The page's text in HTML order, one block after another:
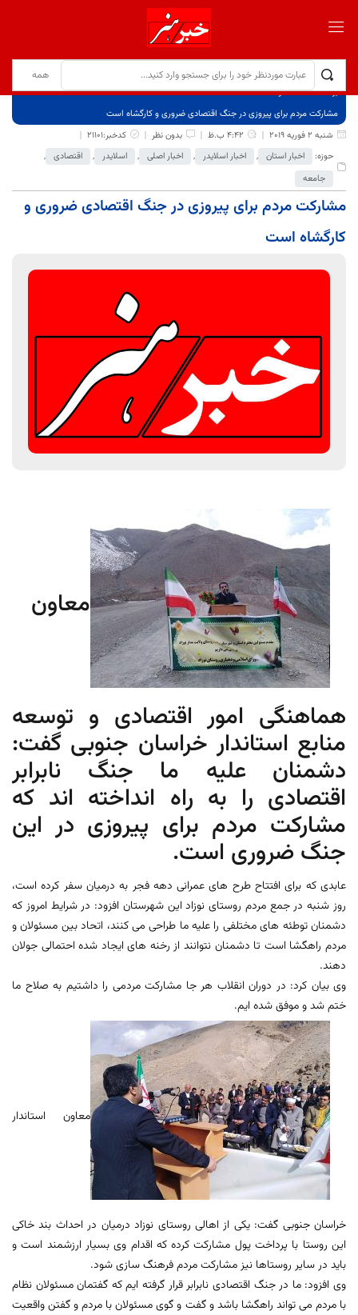
برگ نخست
نوشته‌ها
مشارکت مردم برای پیروزی در جنگ اقتصادی ضروری و کارگشاه است
شنبه 2 فوریه 2019
4:42 ب.ظ بدون نظر
کدخبر:21101
حوزه:
اخبار استان , اخبار اسلایدر , اخبار اصلی , اسلایدر , اقتصادی ,
جامعه
مشارکت مردم برای پیروزی در جنگ اقتصادی ضروری و
کارگشاه است
معاون
هماهنگی امور اقتصادی و توسعه
منابع استاندار خراسان جنوبی گفت:
دشمنان علیه ما جنگ نابرابر
اقتصادی را به راه انداخته اند که
مشارکت مردم برای پیروزی در این
جنگ ضروری است.
عابدی که برای افتتاح طرح های عمرانی دهه فجر به درمیان سفر کرده است،
روز شنبه در جمع مردم روستای نوزاد این شهرستان افزود: در شرایط امروز که
دشمنان توطئه های مختلفی را علیه ما طراحی می کنند، اتحاد بین مسئولان و
مردم راهگشا است تا دشمنان نتوانند از رخنه های ایجاد شده احتمالی جولان
دهند.
وی بیان کرد: در دوران انقلاب هر جا مشارکت مردمی را داشتیم به صلاح ما
ختم شد و موفق شده ایم.
معاون استاندار
خراسان جنوبی گفت: یکی از اهالی روستای نوزاد درمیان در احداث بند خاکی
این روستا با پرداخت پول مشارکت کرده که اقدام وی بسیار ارزشمند است و
باید در سایر روستاها نیز مشارکت مردم فرهنگ سازی شود.
وی افزود: ما در جنگ اقتصادی نابرابر قرار گرفته ایم که گفتمان مسئولان نظام
با مردم می تواند راهگشا باشد و گفت و گوی مسئولان با مردم و گفتن واقعیت